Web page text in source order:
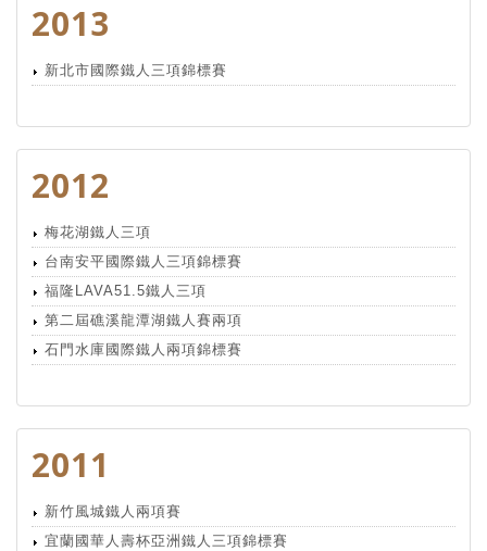
2013
新北市國際鐵人三項錦標賽
2012
梅花湖鐵人三項
台南安平國際鐵人三項錦標賽
福隆LAVA51.5鐵人三項
第二屆礁溪龍潭湖鐵人賽兩項
石門水庫國際鐵人兩項錦標賽
2011
新竹風城鐵人兩項賽
宜蘭國華人壽杯亞洲鐵人三項錦標賽